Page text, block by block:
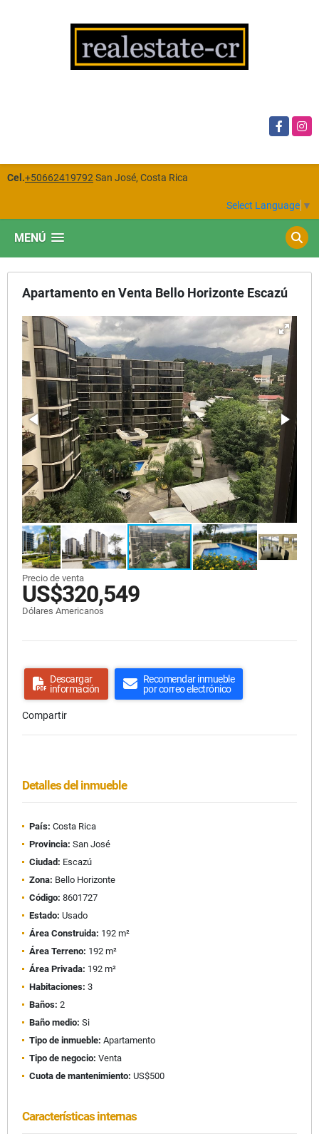
Facebook
Cel.+50662419792 San José, Costa Rica
Select Language ▼
MENÚ
Apartamento en Venta Bello Horizonte Escazú
Precio de venta
US$320,549
Dólares Americanos
Descargar
información
Recomendar inmueble
por correo electrónico
Compartir
Detalles del inmueble
País: Costa Rica
Provincia: San José
Ciudad: Escazú
Zona: Bello Horizonte
Código: 8601727
Estado: Usado
Área Construida: 192 m²
Área Terreno: 192 m²
Área Privada: 192 m²
Habitaciones: 3
Baños: 2
Baño medio: Si
Tipo de inmueble: Apartamento
Tipo de negocio: Venta
Cuota de mantenimiento: US$500
Características internas